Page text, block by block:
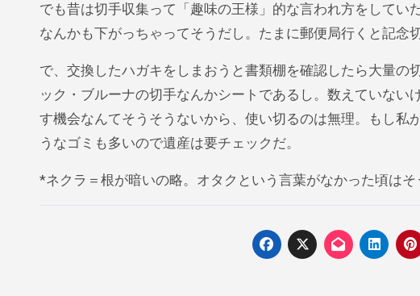
でも昔は切手収集って「趣味の王様」的な言われ方をして
なんかも下がっちゃってそうだし。たまに郵便局行くと記念
で、交換したハガキをしまおうと書類棚を確認したら大量の
ック・ブルーナの切手なんかシートであるし。数えていない
す機会なんてそうそうないから、使い切るのは無理。もし私
うなゴミも多いので遺産は要チェックだ。
*ネクラ＝根が暗いの略。オタクという言葉がなかった頃はそ